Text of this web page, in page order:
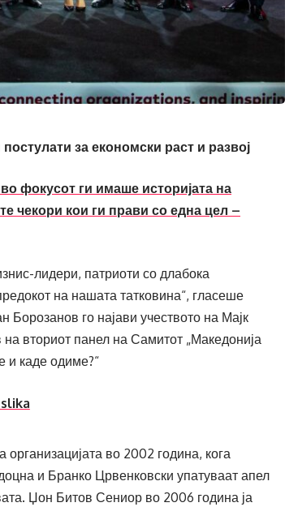
за економски раст и развој
фокусот ги имаше историјата на
чекори кои ги прави со една цел –
лидери, патриоти со длабока
на нашата татковина“, гласеше
Борозанов го најави учеството на Мајк
вториот панел на Самитот „Македонија
и каде одиме?“
во 2002 година, кога
и Бранко Црвенковски упатуваат апел
Џон Битов Сениор во 2006 година ја